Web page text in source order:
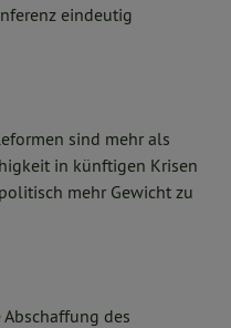
eindeutig
sind mehr als
in künftigen Krisen
mehr Gewicht zu
des